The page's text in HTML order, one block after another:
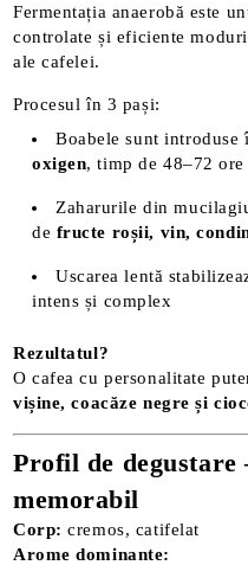
Fermentația anaerobă este
controlate și eficiente
ale cafelei.
Procesul în 3 pași:
Boabele sunt introduse
oxigen, timp de 48–72 ore
Zaharurile din
de fructe roșii, vin,
Uscarea lentă
intens și complex
Rezultatul?
O cafea cu personalitate
vișine, coacăze negre și
Profil de
memorabil
Corp: cremos, catifelat
Arome dominante: